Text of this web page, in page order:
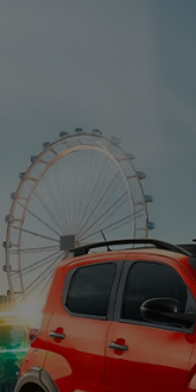
Versão escolhida
Preferência de contato: